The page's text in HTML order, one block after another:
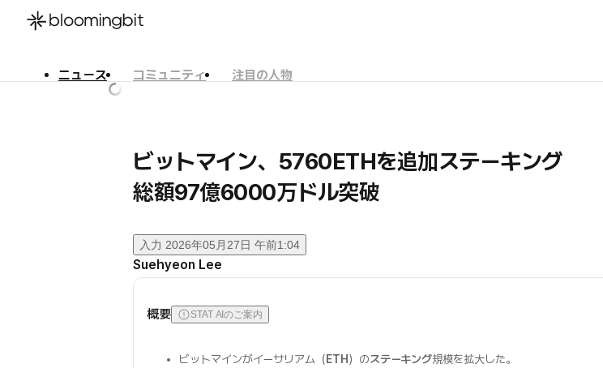
ニュース コミュニティ
注目の人物
ビットマイン、5760ETHを追加ステーキング
総額97億6000万ドル突破
入力 2026年05月27日 午前1:04
Suehyeon Lee
概要 STAT AIのご案内
ビットマインがイーサリアム（ETH）のステーキング規模を拡大した。